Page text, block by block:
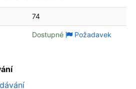
74
Dostupné Požadavek